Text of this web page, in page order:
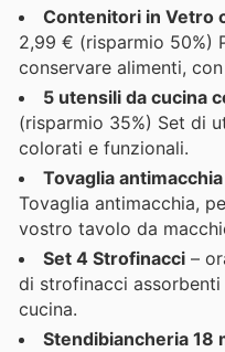
Contenitori in Vetro
2,99 € (risparmio 50%)
conservare alimenti,
5 utensili da cucina
(risparmio 35%) Set di
colorati e funzionali.
Tovaglia antimacchia
Tovaglia antimacchia,
vostro tavolo da
Set 4 Strofinacci –
di strofinacci
cucina.
Stendibiancheria 18